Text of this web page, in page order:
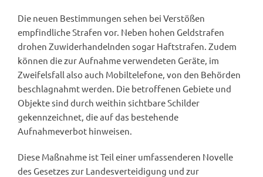
Die neuen Bestimmungen sehen bei Verstößen
empfindliche Strafen vor. Neben hohen Geldstrafen
drohen Zuwiderhandelnden sogar Haftstrafen. Zudem
können die zur Aufnahme verwendeten Geräte, im
Zweifelsfall also auch Mobiltelefone, von den Behörden
beschlagnahmt werden. Die betroffenen Gebiete und
Objekte sind durch weithin sichtbare Schilder
gekennzeichnet, die auf das bestehende
Aufnahmeverbot hinweisen.
Diese Maßnahme ist Teil einer umfassenderen Novelle
des Gesetzes zur Landesverteidigung und zur